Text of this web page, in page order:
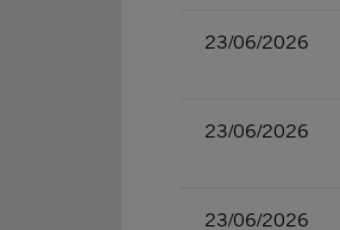
23/06/2026
23/06/2026
23/06/2026